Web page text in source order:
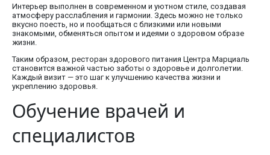
Интерьер выполнен в современном и уютном стиле, создавая
атмосферу расслабления и гармонии. Здесь можно не только
вкусно поесть, но и пообщаться с близкими или новыми
знакомыми, обменяться опытом и идеями о здоровом образе
жизни.
Таким образом, ресторан здорового питания Центра Марциаль
становится важной частью заботы о здоровье и долголетии.
Каждый визит — это шаг к улучшению качества жизни и
укреплению здоровья.
Обучение врачей и
специалистов